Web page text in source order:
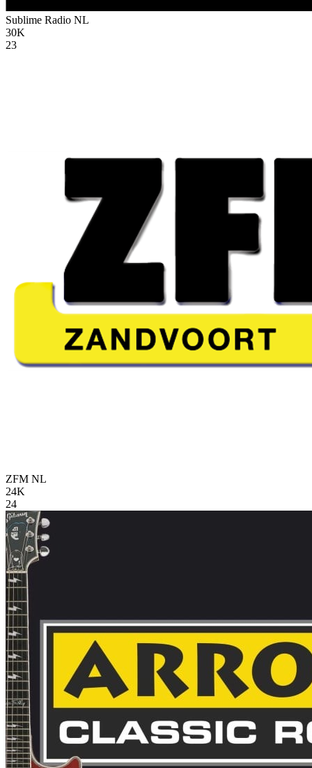
Sublime Radio NL
30K
23
ZFM NL
24K
24